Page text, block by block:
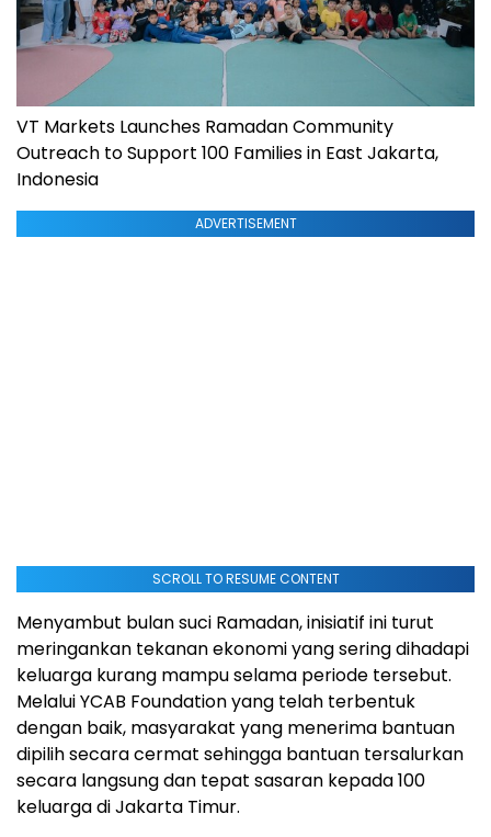
VT Markets Launches Ramadan Community
Outreach to Support 100 Families in East Jakarta,
Indonesia
ADVERTISEMENT
SCROLL TO RESUME CONTENT
Menyambut bulan suci Ramadan, inisiatif ini turut
meringankan tekanan ekonomi yang sering dihadapi
keluarga kurang mampu selama periode tersebut.
Melalui YCAB Foundation yang telah terbentuk
dengan baik, masyarakat yang menerima bantuan
dipilih secara cermat sehingga bantuan tersalurkan
secara langsung dan tepat sasaran kepada 100
keluarga di Jakarta Timur.